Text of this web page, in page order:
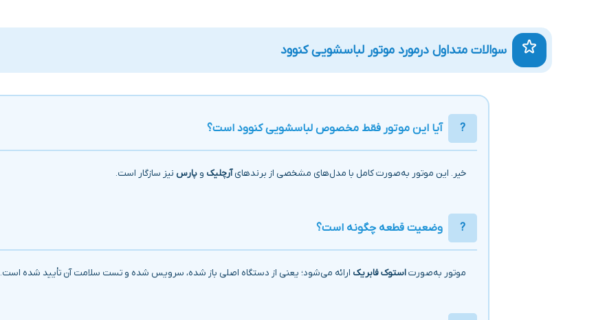
سوالات متداول درمورد موتور لباسشویی کنوود
آیا این موتور فقط مخصوص لباسشویی کنوود است؟
خیر. این موتور به‌صورت کامل با مدل‌های مشخصی از برندهایآرچلیک وپارس نیز سازگار است.
وضعیت قطعه چگونه است؟
موتور به‌صورتاستوک فابریک ارائه می‌شود؛ یعنی از دستگاه اصلی باز شده، سرویس شده و تست سلامت آن تأیید شده است.